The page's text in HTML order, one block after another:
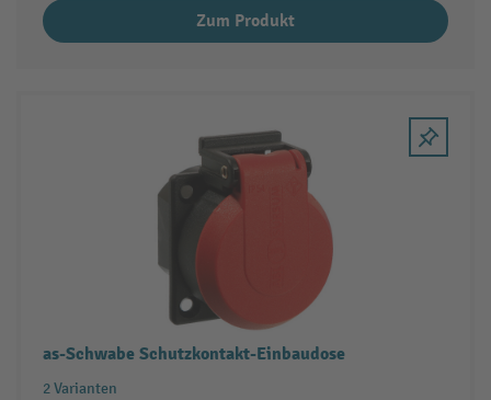
Zum Produkt
as-Schwabe Schutzkontakt-Einbaudose
2 Varianten